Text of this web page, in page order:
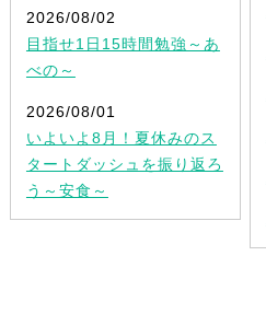
2026/08/02
目指せ1日15時間勉強～あ
べの～
2026/08/01
いよいよ8月！夏休みのス
タートダッシュを振り返ろ
う～安食～